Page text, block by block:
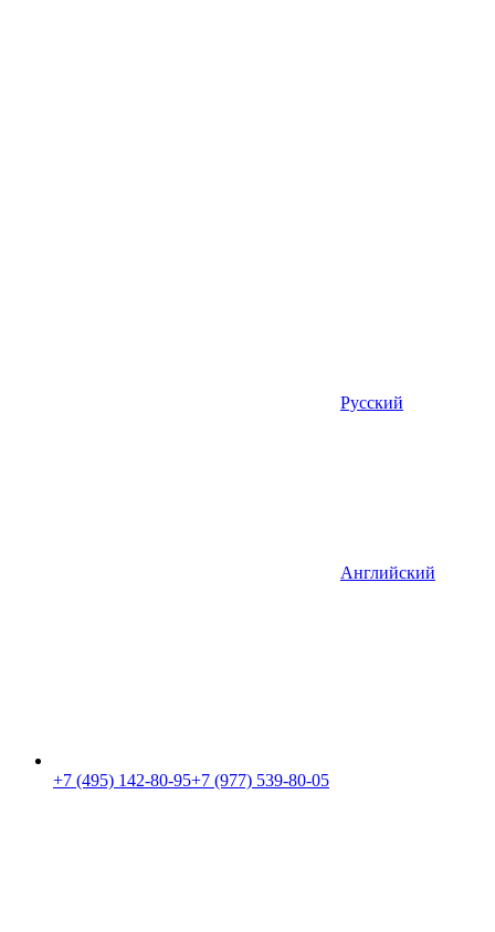
Русский
Английский
+7 (495) 142-80-95+7 (977) 539-80-05